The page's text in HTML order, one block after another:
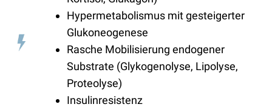
Hypermetabolismus mit gesteigerter
Glukoneogenese
Rasche Mobilisierung endogener
Substrate (Glykogenolyse, Lipolyse,
Proteolyse)
Insulinresistenz